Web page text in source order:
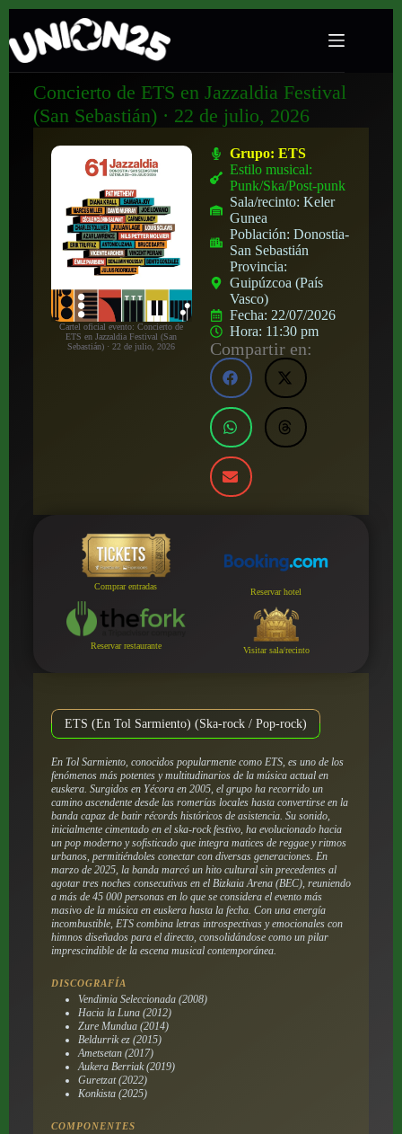
Concierto de ETS en Jazzaldia Festival
(San Sebastián) · 22 de julio, 2026
Cartel oficial evento: Concierto de
ETS en Jazzaldia Festival (San
Sebastián) · 22 de julio, 2026
Grupo:ETS
Estilo musical:
Punk/Ska/Post-punk
Sala/recinto:Keler
Gunea
Población:Donostia-
San Sebastián
Provincia:
Guipúzcoa (País
Vasco)
Fecha: 22/07/2026
Hora: 11:30 pm
Compartir en:
Comprar entradas
Reservar hotel
Reservar restaurante Visitar sala/recinto
ETS (En Tol Sarmiento) (Ska-rock / Pop-rock)
En Tol Sarmiento, conocidos popularmente como ETS, es uno de los
fenómenos más potentes y multitudinarios de la música actual en
euskera. Surgidos en Yécora en 2005, el grupo ha recorrido un
camino ascendente desde las romerías locales hasta convertirse en la
banda capaz de batir récords históricos de asistencia. Su sonido,
inicialmente cimentado en el ska-rock festivo, ha evolucionado hacia
un pop moderno y sofisticado que integra matices de reggae y ritmos
urbanos, permitiéndoles conectar con diversas generaciones. En
marzo de 2025, la banda marcó un hito cultural sin precedentes al
agotar tres noches consecutivas en el Bizkaia Arena (BEC), reuniendo
a más de 45 000 personas en lo que se considera el evento más
masivo de la música en euskera hasta la fecha. Con una energía
incombustible, ETS combina letras introspectivas y emocionales con
himnos diseñados para el directo, consolidándose como un pilar
imprescindible de la escena musical contemporánea.
DISCOGRAFÍA
Vendimia Seleccionada (2008)
Hacia la Luna (2012)
Zure Mundua (2014)
Beldurrik ez (2015)
Ametsetan (2017)
Aukera Berriak (2019)
Guretzat (2022)
Konkista (2025)
COMPONENTES